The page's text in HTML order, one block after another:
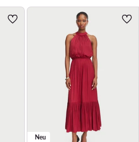
Neu